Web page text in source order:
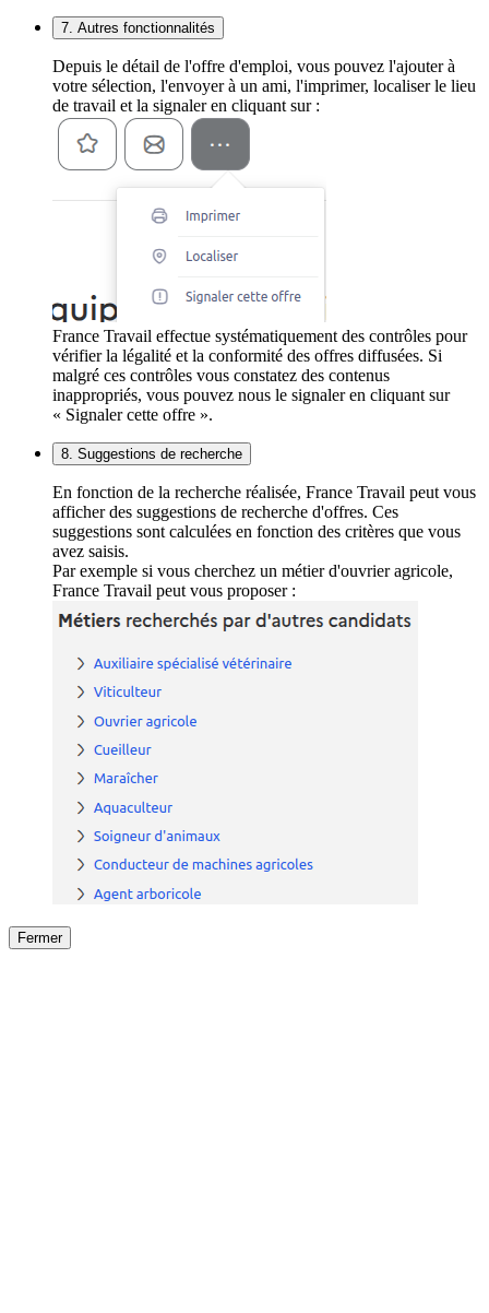
7. Autres fonctionnalités
Depuis le détail de l'offre d'emploi, vous pouvez l'ajouter à
votre sélection, l'envoyer à un ami, l'imprimer, localiser le lieu
de travail et la signaler en cliquant sur :
France Travail effectue systématiquement des contrôles pour
vérifier la légalité et la conformité des offres diffusées. Si
malgré ces contrôles vous constatez des contenus
inappropriés, vous pouvez nous le signaler en cliquant sur
« Signaler cette offre ».
8. Suggestions de recherche
En fonction de la recherche réalisée, France Travail peut vous
afficher des suggestions de recherche d'offres. Ces
suggestions sont calculées en fonction des critères que vous
avez saisis.
Par exemple si vous cherchez un métier d'ouvrier agricole,
France Travail peut vous proposer :
Fermer